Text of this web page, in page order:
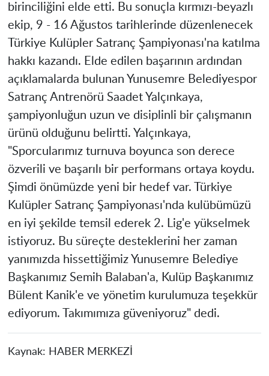
birinciliğini elde etti. Bu sonuçla kırmızı-beyazlı
ekip, 9 - 16 Ağustos tarihlerinde düzenlenecek
Türkiye Kulüpler Satranç Şampiyonası'na katılma
hakkı kazandı. Elde edilen başarının ardından
açıklamalarda bulunan Yunusemre Belediyespor
Satranç Antrenörü Saadet Yalçınkaya,
şampiyonluğun uzun ve disiplinli bir çalışmanın
ürünü olduğunu belirtti. Yalçınkaya,
"Sporcularımız turnuva boyunca son derece
özverili ve başarılı bir performans ortaya koydu.
Şimdi önümüzde yeni bir hedef var. Türkiye
Kulüpler Satranç Şampiyonası'nda kulübümüzü
en iyi şekilde temsil ederek 2. Lig'e yükselmek
istiyoruz. Bu süreçte desteklerini her zaman
yanımızda hissettiğimiz Yunusemre Belediye
Başkanımız Semih Balaban'a, Kulüp Başkanımız
Bülent Kanik'e ve yönetim kurulumuza teşekkür
ediyorum. Takımımıza güveniyoruz" dedi.
Kaynak: HABER MERKEZİ